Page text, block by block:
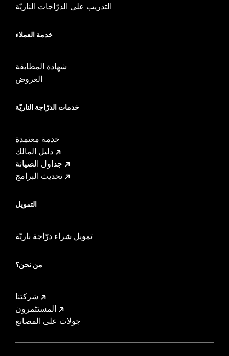
التدريب على الدرّاجات الناريّة
خدمة العملاء
شهادة المطابقة
العروض
خدمات الدرّاجة الناريّة
خدمة معتمدة
دليل المالك
جداول الصيانة
تحديث البرامج
التمويل
تمويل شراء درّاجة ناريّة
من نحن؟
شركتنا
المستثمرون
جولات على المصانع